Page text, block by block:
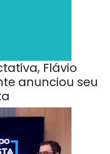
Flávio
anunciou seu